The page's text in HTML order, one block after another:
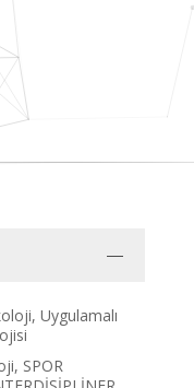
Uygulamalı
SPOR